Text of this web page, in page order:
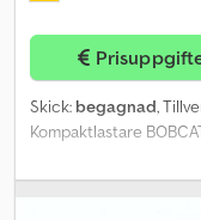
Skick: begagnad,
Kompaktlastare
driftsvikt: ca 2 436 kg,
DM02VB - 49,64 hk /
600 mm),